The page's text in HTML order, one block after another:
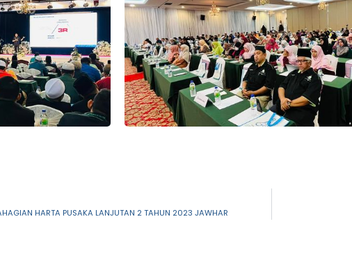
HARTA PUSAKA LANJUTAN 2 TAHUN 2023 JAWHAR